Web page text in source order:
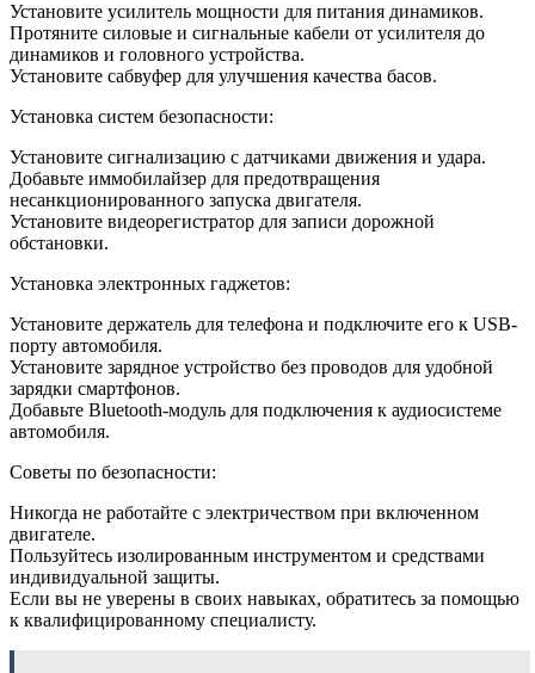
Установите усилитель мощности для питания динамиков.
Протяните силовые и сигнальные кабели от усилителя до
динамиков и головного устройства.
Установите сабвуфер для улучшения качества басов.
Установка систем безопасности:
Установите сигнализацию с датчиками движения и удара.
Добавьте иммобилайзер для предотвращения
несанкционированного запуска двигателя.
Установите видеорегистратор для записи дорожной
обстановки.
Установка электронных гаджетов:
Установите держатель для телефона и подключите его к USB-
порту автомобиля.
Установите зарядное устройство без проводов для удобной
зарядки смартфонов.
Добавьте Bluetooth-модуль для подключения к аудиосистеме
автомобиля.
Советы по безопасности:
Никогда не работайте с электричеством при включенном
двигателе.
Пользуйтесь изолированным инструментом и средствами
индивидуальной защиты.
Если вы не уверены в своих навыках, обратитесь за помощью
к квалифицированному специалисту.